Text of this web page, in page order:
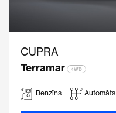
CUPRA
Terramar
4WD
Benzīns Automāts